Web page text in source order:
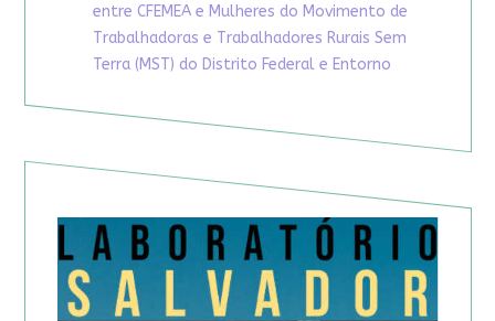
entre CFEMEA e Mulheres do Movimento de
Trabalhadoras e Trabalhadores Rurais Sem
Terra (MST) do Distrito Federal e Entorno